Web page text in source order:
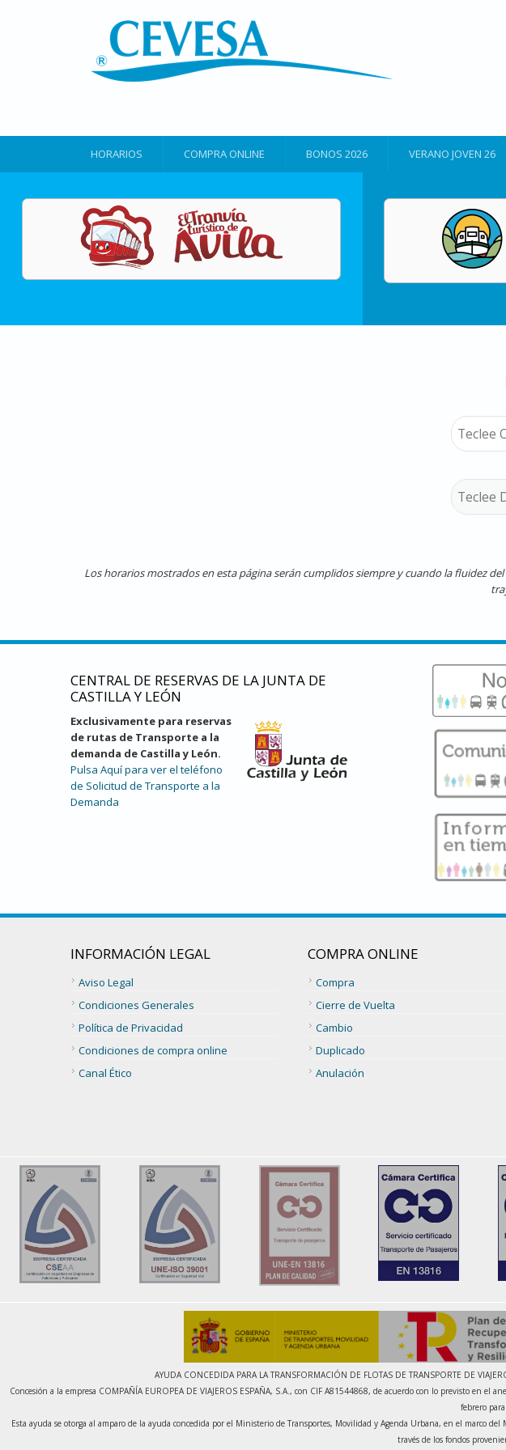
HORARIOS COMPRA ONLINE BONOS 2026 VERANO JOVEN 26
Los horarios mostrados en esta página serán cumplidos siempre y cuando la fluidez
CENTRAL DE RESERVAS DE LA JUNTA DE
CASTILLA Y LEÓN
Exclusivamente para reservas
de rutas de Transporte a la
demanda de Castilla y León.
Pulsa Aquí para ver el teléfono
de Solicitud de Transporte a la
Demanda
INFORMACIÓN LEGAL
Aviso Legal
Condiciones Generales
Política de Privacidad
Condiciones de compra online
Canal Ético
COMPRA ONLINE
Compra
Cierre de Vuelta
Cambio
Duplicado
Anulación
AYUDA CONCEDIDA PARA LA TRANSFORMACIÓN DE FLOTAS DE TRANSPORTE DE
Concesión a la empresa COMPAÑÍA EUROPEA DE VIAJEROS ESPAÑA, S.A., con CIF A81544868, de acuerdo con lo previsto
febrero
Esta ayuda se otorga al amparo de la ayuda concedida por el Ministerio de Transportes, Movilidad y Agenda Urbana, en el marco
través de los fondos